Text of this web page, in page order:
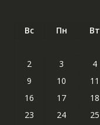
Вс Пн Вт
2
3 4
9
10 11
16
17 18
23
24 25